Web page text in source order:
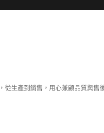
生產到銷售，用心兼顧品質與售